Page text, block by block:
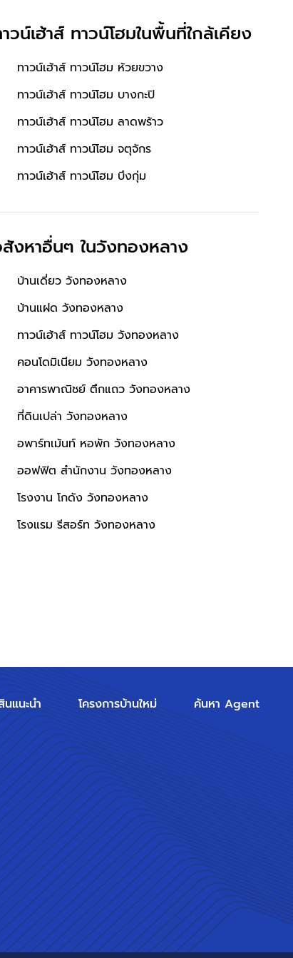
วน์เฮ้าส์ ทาวน์โฮมในพื้นที่ใกล้เคียง
ทาวน์เฮ้าส์ ทาวน์โฮม ห้วยขวาง
ทาวน์เฮ้าส์ ทาวน์โฮม บางกะปิ
ทาวน์เฮ้าส์ ทาวน์โฮม ลาดพร้าว
ทาวน์เฮ้าส์ ทาวน์โฮม จตุจักร
ทาวน์เฮ้าส์ ทาวน์โฮม บึงกุ่ม
งหาอื่นๆในวังทองหลาง
บ้านเดี่ยว วังทองหลาง
บ้านแฝด วังทองหลาง
ทาวน์เฮ้าส์ ทาวน์โฮม วังทองหลาง
คอนโดมิเนียม วังทองหลาง
อาคารพาณิชย์ ตึกแถว วังทองหลาง
ที่ดินเปล่า วังทองหลาง
อพาร์ทเม้นท์ หอพัก วังทองหลาง
ออฟฟิต สำนักงาน วังทองหลาง
โรงงาน โกดัง วังทองหลาง
โรงแรม รีสอร์ท วังทองหลาง
แนะนำ โครงการบ้านใหม่ ค้นหา Agent